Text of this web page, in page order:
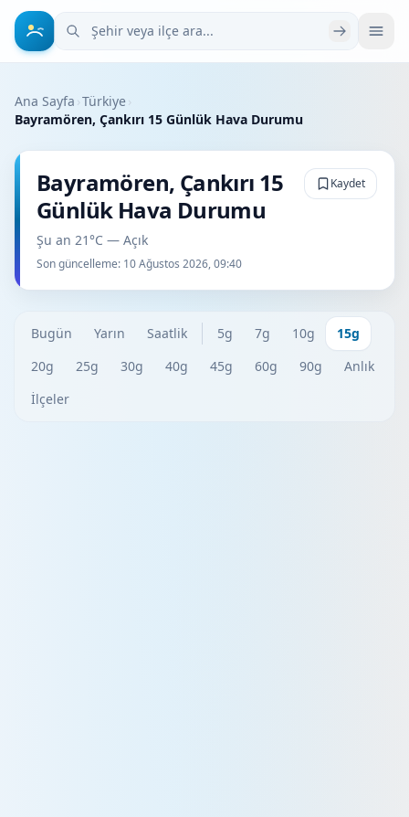
Şehir veya ilçe ara
Ana Sayfa ›Türkiye›
Bayramören, Çankırı 15 Günlük Hava Durumu
Bayramören, Çankırı 15
Günlük Hava Durumu
Şu an 21°C — Açık
Son güncelleme: 10 Ağustos 2026, 09:40
Kaydet
Bugün Yarın Saatlik 5g 7g 10g
15g
20g
25g 30g 40g 45g 60g 90g
Anlık
İlçeler